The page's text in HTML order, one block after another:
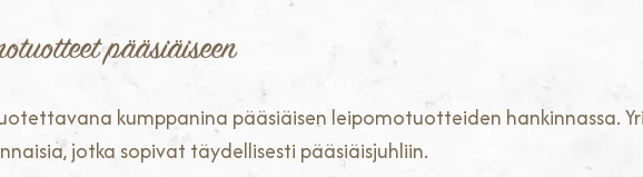
pääsiäiseen
kumppanina pääsiäisen leipomotuotteiden hankinnassa.
jotka sopivat täydellisesti pääsiäisjuhliin.